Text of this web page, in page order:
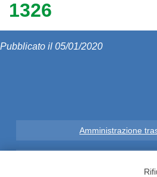
1326
Pubblicato il 05/01/2020
Amministrazione